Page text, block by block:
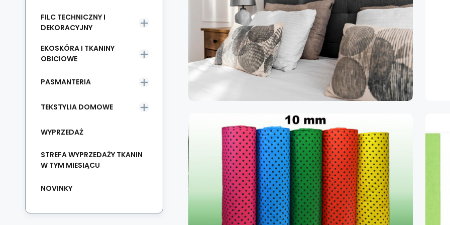
FILC TECHNICZNY I
DEKORACYJNY
EKOSKÓRA I TKANINY
OBICIOWE
PASMANTERIA
TEKSTYLIA DOMOWE
WYPRZEDAŻ
STREFA WYPRZEDAŻY TKANIN
W TYM MIESIĄCU
NOVINKY